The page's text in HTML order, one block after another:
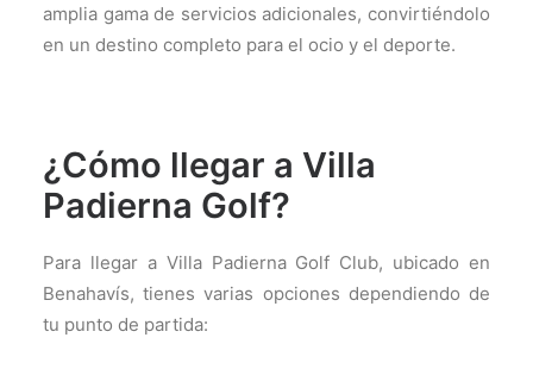
amplia gama de servicios adicionales, convirtiéndolo
en un destino completo para el ocio y el deporte.
¿Cómo llegar a Villa
Padierna Golf?
Para llegar a Villa Padierna Golf Club, ubicado en
Benahavís, tienes varias opciones dependiendo de
tu punto de partida: